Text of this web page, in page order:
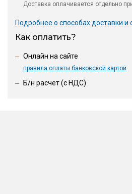
Доставка оплачивается отдельно
Подробнее о способах доставки и
Как оплатить?
Онлайн на сайте
правила оплаты банковской картой
Б/н расчет (c НДС)